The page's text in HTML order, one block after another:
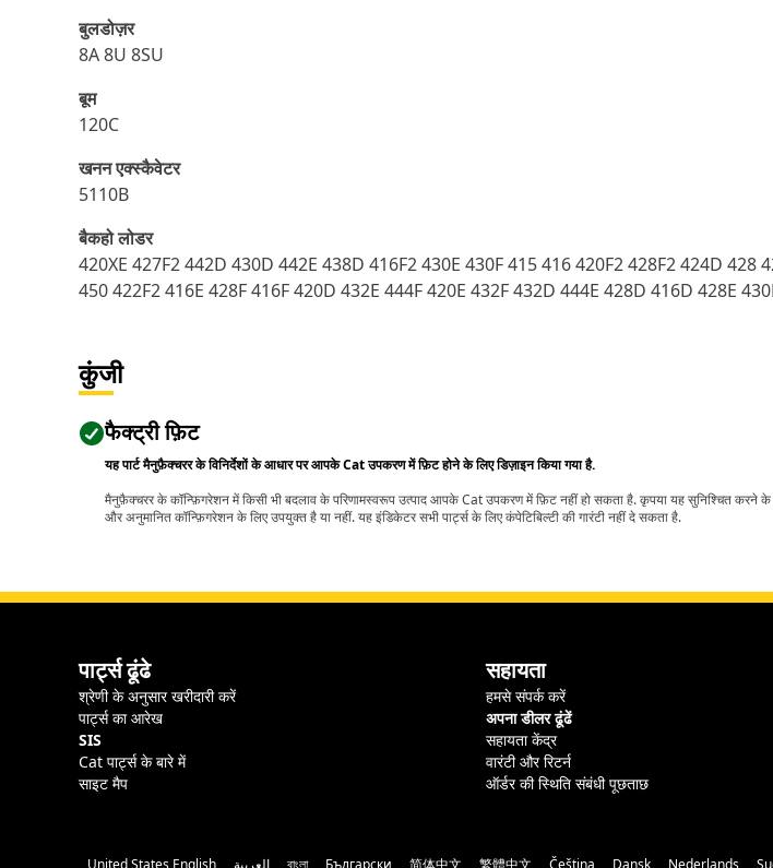
बुलडोज़र
8A 8U 8SU
बूम
120C
खनन एक्स्कैवेटर
5110B
बैकहो लोडर
420XE 427F2 442D 430D 442E 438D 416F2 430E 430F 415 416 420F2 428F2 424D
450 422F2 416E 428F 416F 420D 432E 444F 420E 432F 432D 444E 428D 416D 428E
कुंजी
फैक्ट्री फ़िट
यह पार्ट मैनुफ़ैक्चरर के विनिर्देशों के आधार पर आपके Cat उपकरण में फ़िट होने के लिए डिज़ाइन किया गया है.
मैनुफ़ैक्चरर के कॉन्फ़िगरेशन में किसी भी बदलाव के परिणामस्वरूप उत्पाद आपके Cat उपकरण में फ़िट नहीं हो सकता है. कृपया यह सुनिश्चित करने
और अनुमानित कॉन्फ़िगरेशन के लिए उपयुक्त है या नहीं. यह इंडिकेटर सभी पार्ट्स के लिए कंपेटिबिल्टी की गारंटी नहीं दे सकता है.
पार्ट्स ढूंढे
श्रेणी के अनुसार खरीदारी करें
पार्ट्स का आरेख
SIS
Cat पार्ट्स के बारे में
साइट मैप
सहायता
हमसे संपर्क करें
अपना डीलर ढूंढें
सहायता केंद्र
वारंटी और रिटर्न
ऑर्डर की स्थिति संबंधी पूछताछ
United States English العربية বাংলা Български 简体中文 繁體中文 Čeština Dansk Nederlands